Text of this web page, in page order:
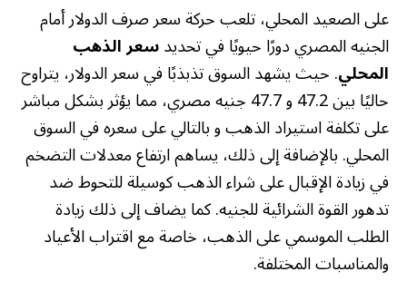
على الصعيد المحلي، تلعب حركة سعر صرف الدولار أمام
الجنيه المصري دورًا حيويًا في تحديدسعر الذهب
المحلي. حيث يشهد السوق تذبذبًا في سعر الدولار، يتراوح
حاليًا بين 47.2 و 47.7 جنيه مصري، مما يؤثر بشكل مباشر
على تكلفة استيراد الذهب و بالتالي على سعره في السوق
المحلي. بالإضافة إلى ذلك، يساهم ارتفاع معدلات التضخم
في زيادة الإقبال على شراء الذهب كوسيلة للتحوط ضد
تدهور القوة الشرائية للجنيه. كما يضاف إلى ذلك زيادة
الطلب الموسمي على الذهب، خاصة مع اقتراب الأعياد
والمناسبات المختلفة.